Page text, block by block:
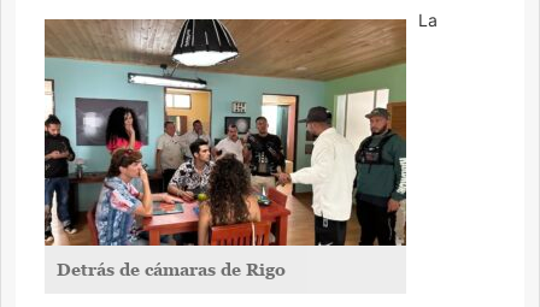
Detrás de cámaras de Rigo
La